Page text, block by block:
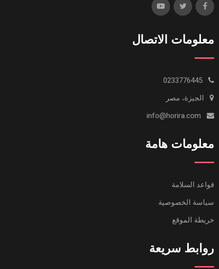
معلومات الاتصال
الجيزة، مصر
معلومات هامة
قواعد السلامة
سياسة الخصوصية
خريطة الموقع
روابط سريعة